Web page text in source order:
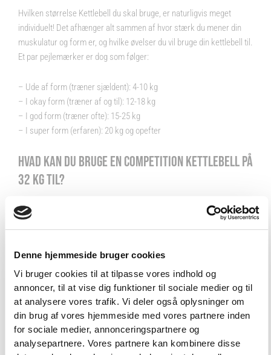
Denne hjemmeside bruger cookies
Vi bruger cookies til at tilpasse vores indhold og
annoncer, til at vise dig funktioner til sociale medier og til
at analysere vores trafik. Vi deler også oplysninger om
din brug af vores hjemmeside med vores partnere inden
for sociale medier, annonceringspartnere og
analysepartnere. Vores partnere kan kombinere disse
Hvilken størrelse Kettlebell du skal bruge, er naturligvis meget
individuelt! Det afhænger alt sammen af hvor stærk du mener din
muskulatur og form er, og hvilke øvelser du vil bruge din kettlebell til.
Et par pejlemærker er dog som følger:
– Ude af form (træner sjældent): 4-10 kg
– I okay form (træner af og til): 12-18 kg
– I god form (træner ofte): 15-25 kg
– I super form (erfaren): 20 kg og opefter
HVAD KAN DU BRUGE EN COMPETITION KETTLEBELL PÅ
32 KG TIL?
Brug af Kettlebells er en effektiv måde at opbygge muskler og øge
forbrændingen. De fleste Kettlebells øvelser kræver brug af hele
overkrop og arme bliver alt sammen styrket med brug af Kettlebells.
De mest gængse og populære øvelser med Kettlebells:
– Kettlebell Swing
– Kettlebell Thrusters
– Kettlebell Snatch
VIND 2 VALGFRIE HÅNDVÆGTE 💥
Tilmeld dig nyhedsbrevet og deltag i
konkurrencen om 2 valgfrie
håndvægte. (Vælg selv vægten –